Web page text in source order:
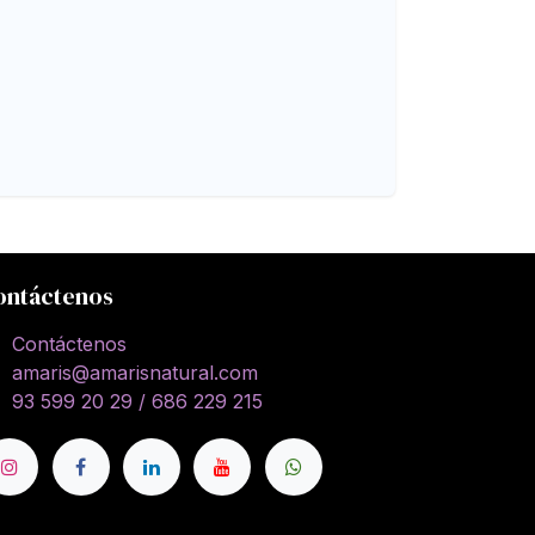
Contáctenos
amaris@amarisnatural.com
93 599 20 29 / 686 229 215